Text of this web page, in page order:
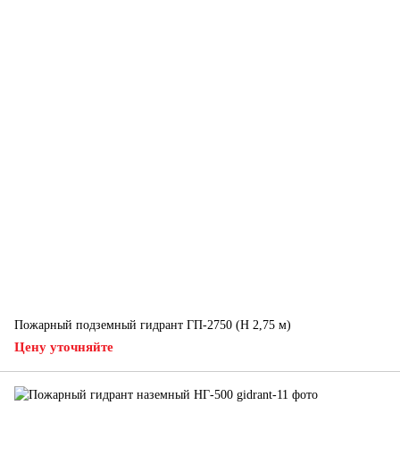
Пожарный подземный гидрант ГП-2750 (H 2,75 м)
Цену уточняйте